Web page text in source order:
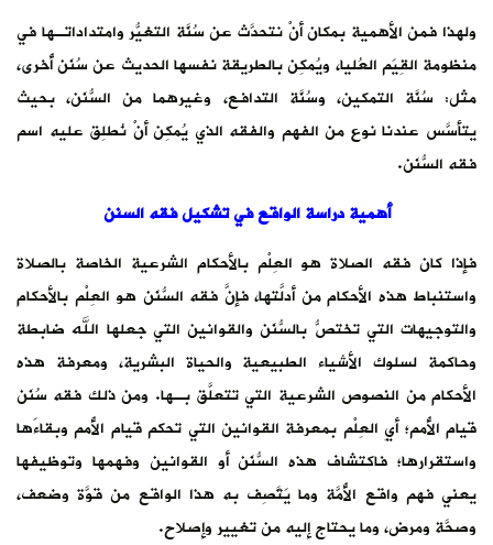
ولهذا فمن الأهمية بمكان أنْ نتحدَّث عن سُنَّة التغيُّر وامتداداتـها في
منظومة القِيَم العُليا، ويُمكِن بالطريقة نفسها الحديث عن سُنَن أُخرى،
مثل: سُنَّة التمكين، وسُنَّة التدافع، وغيرهما من السُّنَن، بحيث
يتأسَّس عندنا نوع من الفهم والفقه الذي يُمكِن أنْ نُطلِق عليه اسم
فقه السُّنَن.
أهمية دراسة الواقع في تشكيل فقه السنن
فإذا كان فقه الصلاة هو العِلْم بالأحكام الشرعية الخاصة بالصلاة
واستنباط هذه الأحكام من أدلَّتها، فإنَّ فقه السُّنَن هو العِلْم بالأحكام
والتوجيهات التي تختصُّ بالسُّنَن والقوانين التي جعلها الله ضابطة
وحاكمة لسلوك الأشياء الطبيعية والحياة البشرية، ومعرفة هذه
الأحكام من النصوص الشرعية التي تتعلَّق بـها. ومن ذلك فقه سُنَن
قيام الأُمم؛ أيِ العِلْم بمعرفة القوانين التي تحكم قيام الأُمم وبقاءَها
واستقرارها؛ فاكتشاف هذه السُّنَن أو القوانين وفهمها وتوظيفها
يعني فهم واقع الأُمَّة وما يَتَّصِف به هذا الواقع من قوَّة وضعف،
وصحَّة ومرض، وما يحتاج إليه من تغيير وإصلاح.